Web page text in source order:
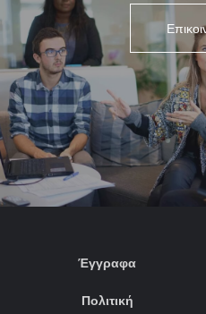
Έγγραφα
Πολιτική